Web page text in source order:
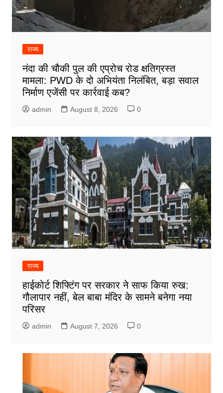
राज्य
नंदा की चौकी पुल की एप्रोच रोड क्षतिग्रस्त
मामला: PWD के दो अभियंता निलंबित, बड़ा सवाल
निर्माण एजेंसी पर कार्रवाई कब?
admin August 8, 2026 0
राज्य
हाईकोर्ट शिफ्टिंग पर सरकार ने साफ किया रुख:
गौलापार नहीं, बेल बाबा मंदिर के सामने बनेगा नया
परिसर
admin August 7, 2026 0